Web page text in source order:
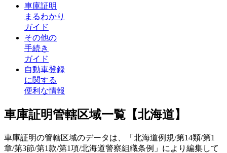
車庫証明
まるわかり
ガイド
その他の
手続き
ガイド
自動車登録
に関する
便利な情報
車庫証明管轄区域一覧【北海道】
車庫証明の管轄区域のデータは、「北海道例規/第14類/第1
章/第3節/第1款/第1項/北海道警察組織条例」により編集して